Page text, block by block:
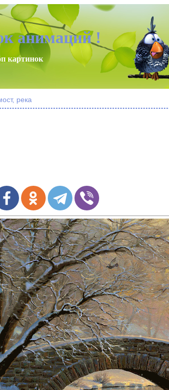
анимаций !
картинок
река